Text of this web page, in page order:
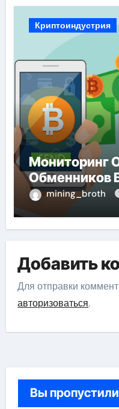
Криптоиндустрия
Мониторинг
Обменников
mining_broth
Добавить
Для отправки
авторизоваться.
Вы пропустили